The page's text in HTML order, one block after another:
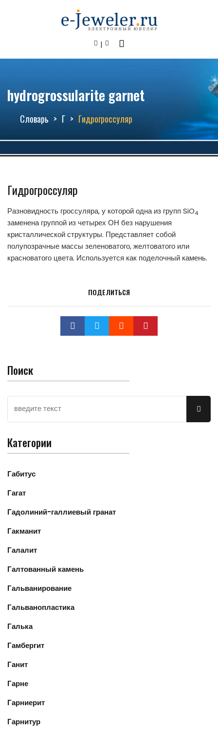
hydrogrossularite garnet
Словарь Г Гидрогроссуляр
Гидрогроссуляр
Разновидность гроссуляра, у которой одна из групп SiO4
заменена группой из четырех ОН без нарушения
кристаллической структуры. Представляет собой
полупозрачные массы зеленоватого, желтоватого или
красноватого цвета. Используется как поделочный камень.
ПОДЕЛИТЬСЯ
Поиск
Категории
Габитус
Гагат
Гадолиний-галлиевый гранат
Гакманит
Галалит
Галтованный камень
Гальванирование
Гальванопластика
Галька
Гамбергит
Ганит
Гарне
Гарниерит
Гарнитур